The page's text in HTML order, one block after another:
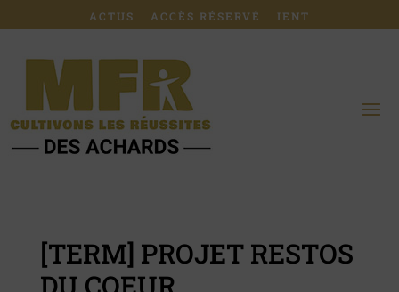
ACTUS ACCÈS RÉSERVÉ IENT
[TERM] PROJET RESTOS